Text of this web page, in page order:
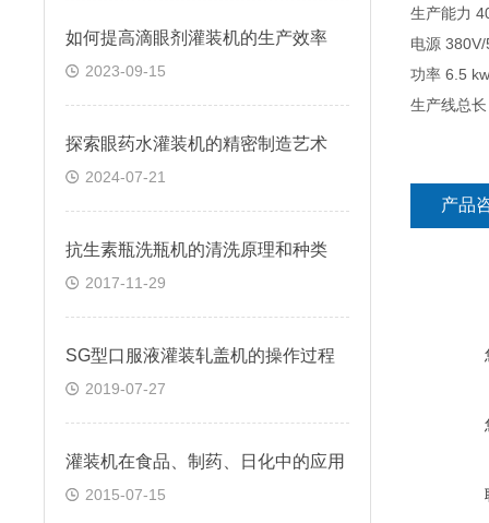
生产能力
电源
功率 6.5 kw
生产线总
产品
如何提高滴眼剂灌装机的生产效率
2023-09-15
探索眼药水灌装机的精密制造艺术
2024-07-21
抗生素瓶洗瓶机的清洗原理和种类
2017-11-29
SG型口服液灌装轧盖机的操作过程
2019-07-27
灌装机在食品、制药、日化中的应用
2015-07-15